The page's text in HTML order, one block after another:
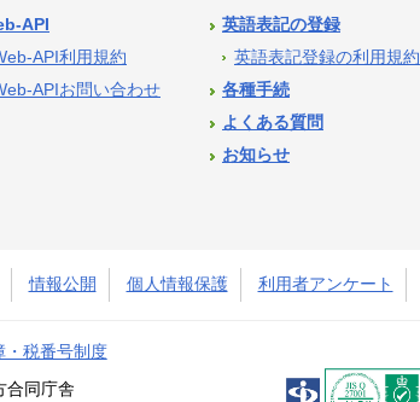
API
API利用規約
APIお問い合わせ
英語表記の登録
英語表記登録の利用規約
各種手続
よくある質問
お知らせ
情報公開 個人情報保護 利用者アンケート
・税番号制度
合同庁舎